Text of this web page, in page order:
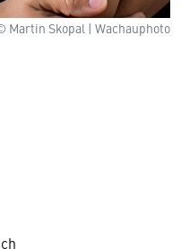
Martin Skopal | Wachauphoto